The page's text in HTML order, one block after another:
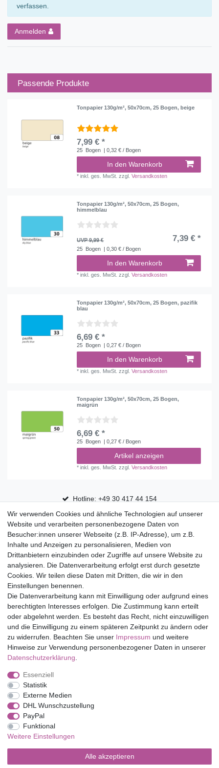
verfassen.
Anmelden
Passende Produkte
Tonpapier 130g/m², 50x70cm, 25 Bogen, beige
7,99 € *
25 Bogen | 0,32 € / Bogen
In den Warenkorb
*inkl. ges. MwSt. zzgl.Versandkosten
Tonpapier 130g/m², 50x70cm, 25 Bogen,
himmelblau
UVP 9,99 € 7,39 € *
25 Bogen | 0,30 € / Bogen
In den Warenkorb
*inkl. ges. MwSt. zzgl.Versandkosten
Tonpapier 130g/m², 50x70cm, 25 Bogen, pazifik
blau
6,69 € *
25 Bogen | 0,27 € / Bogen
In den Warenkorb
*inkl. ges. MwSt. zzgl.Versandkosten
Tonpapier 130g/m², 50x70cm, 25 Bogen,
maigrün
6,69 € *
25 Bogen | 0,27 € / Bogen
Artikel anzeigen
*inkl. ges. MwSt. zzgl.Versandkosten
Hotline: +49 30 417 44 154
30 Tage Rückgaberecht
Versandfrei ab 75 € in Deutschland
Top Marken
Eduplay
Folia Bringmann
Shop
Mein Konto
Service
Versandkosten
Impressum
Barrierefreiheitserklärung
Wir verwenden Cookies und ähnliche Technologien auf unserer
Website und verarbeiten personenbezogene Daten von
Besucher:innen unserer Webseite (z.B. IP-Adresse), um z.B.
Inhalte und Anzeigen zu personalisieren, Medien von
Drittanbietern einzubinden oder Zugriffe auf unsere Website zu
analysieren. Die Datenverarbeitung erfolgt erst durch gesetzte
Cookies. Wir teilen diese Daten mit Dritten, die wir in den
Einstellungen benennen.
Die Datenverarbeitung kann mit Einwilligung oder aufgrund eines
berechtigten Interesses erfolgen. Die Zustimmung kann erteilt
oder abgelehnt werden. Es besteht das Recht, nicht einzuwilligen
und die Einwilligung zu einem späteren Zeitpunkt zu ändern oder
zu widerrufen. Beachten Sie unser Impressum und weitere
Hinweise zur Verwendung personenbezogener Daten in unserer
Daten­schutz­erklärung
Essenziell
Statistik
Externe Medien
DHL Wunschzustellung
PayPal
Funktional
Weitere Einstellungen
Alle akzeptieren